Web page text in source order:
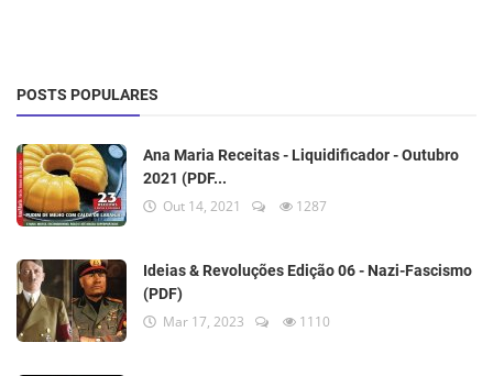
POSTS POPULARES
Ana Maria Receitas - Liquidificador - Outubro
2021 (PDF...
Out 14, 2021 1287
Ideias & Revoluções Edição 06 - Nazi-Fascismo
(PDF)
Mar 17, 2023 1110